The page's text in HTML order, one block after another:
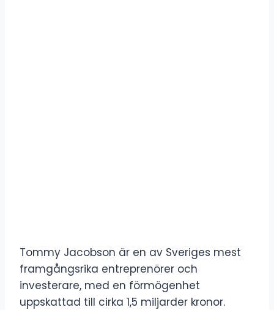
Tommy Jacobson är en av Sveriges mest
framgångsrika entreprenörer och
investerare, med en förmögenhet
uppskattad till cirka 1,5 miljarder kronor.